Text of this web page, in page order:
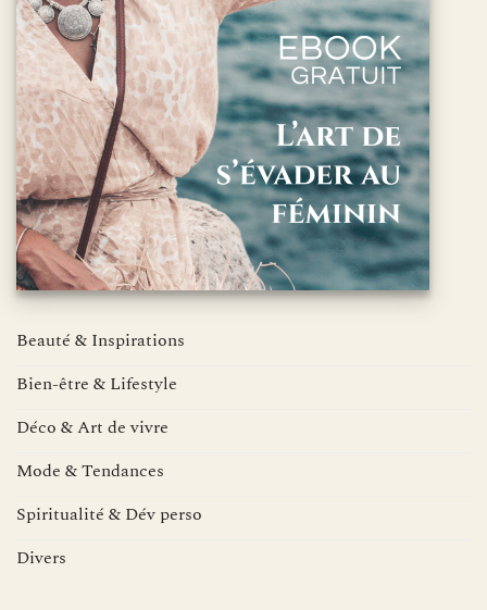
Beauté & Inspirations
Bien-être & Lifestyle
Déco & Art de vivre
Mode & Tendances
Spiritualité & Dév perso
Divers